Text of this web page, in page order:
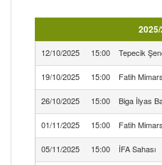
12/10/2025 15:00 Tepecik
19/10/2025 15:00 Fatih
26/10/2025 15:00 Biga İlyas
01/11/2025 15:00 Fatih
05/11/2025 15:00 İFA Sahası